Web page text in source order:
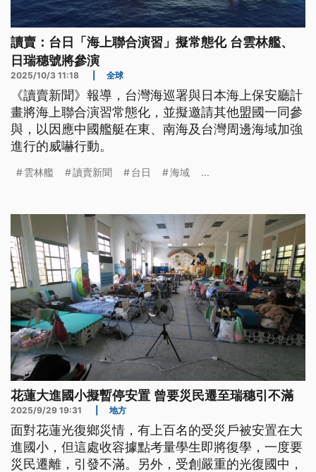
讀賣：台日「海上聯合演習」擬常態化 台雲林艦、
日瑞穗號將參演
2025/10/3 11:18 全球
《讀賣新聞》報導，台灣海巡署與日本海上保安廳計
畫將海上聯合演習常態化，並擬邀請其他盟國一同參
與，以因應中國艦艇在東、南海及台灣周邊海域加強
進行的威嚇行動。
雲林艦 讀賣新聞 台日 海域 ...
花蓮大進國小擬暫停安置 曾要災民遷至瑞穗引不滿
2025/9/29 19:31 地方
面對花蓮光復鄉災情，有上百名的受災戶被安置在大
進國小，但這處收容據點考量學生即將復學，一度要
災民遷離，引發不滿。另外，受創嚴重的光復國中，